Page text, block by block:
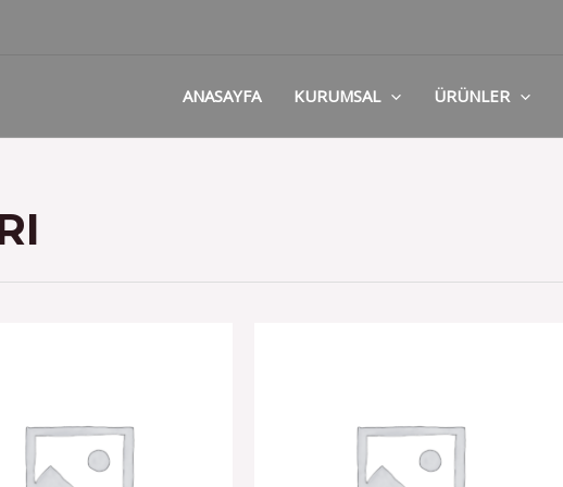
ANASAYFA KURUMSAL ÜRÜNLER